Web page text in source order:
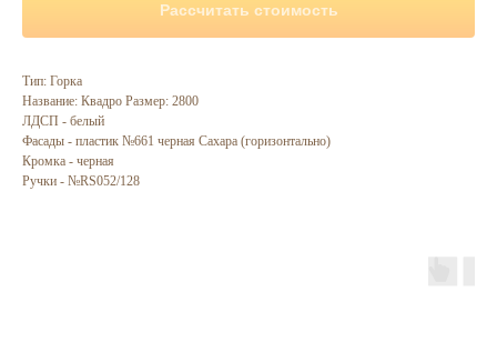
Рассчитать стоимость
Тип: Горка
Название: Квадро Размер: 2800
ЛДСП - белый
Фасады - пластик №661 черная Сахара (горизонтально)
Кромка - черная
Ручки - №RS052/128